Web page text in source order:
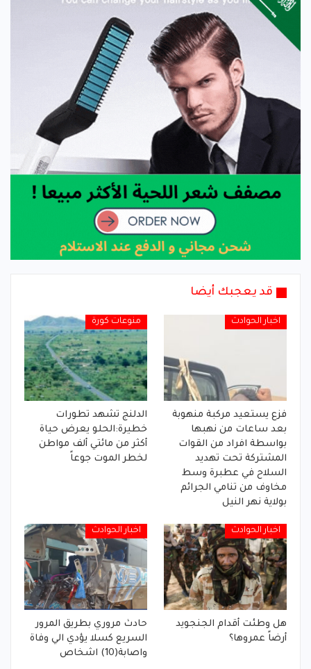
قد يعجبك أيضا
اخبار الحوادث
فزع يستعيد مركبة منهوبة
بعد ساعات من نهبها
بواسطة افراد من القوات
المشتركة تحت تهديد
السلاح في عطبرة وسط
مخاوف من تنامي الجرائم
بولاية نهر النيل
منوعات كورة
الدلنج تشهد تطورات
خطيرة:الحلو يعرض حياة
أكثر من مائتي ألف مواطن
لخطر الموت جوعاً
اخبار الحوادث
هل وطئت أقدام الجنجويد
أرضاً عمروها؟
اخبار الحوادث
حادث مروري بطريق المرور
السريع كسلا يؤدي الي وفاة
واصابة(10) اشخاص